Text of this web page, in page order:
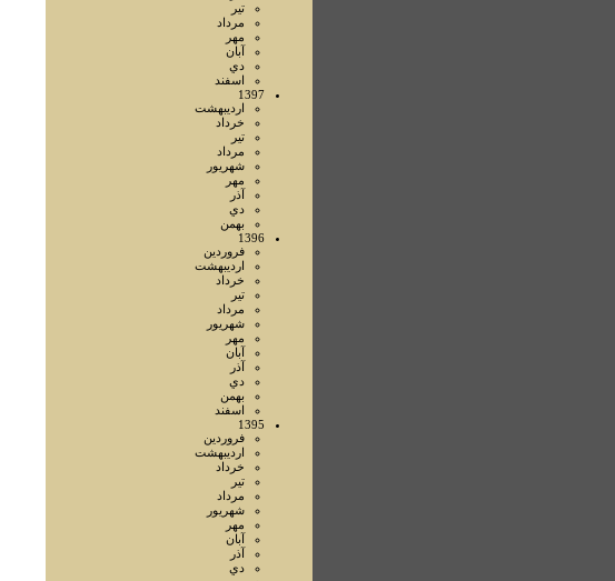
تير
مرداد
مهر
آبان
دي
اسفند
1397
ارديبهشت
خرداد
تير
مرداد
شهريور
مهر
آذر
دي
بهمن
1396
فروردين
ارديبهشت
خرداد
تير
مرداد
شهريور
مهر
آبان
آذر
دي
بهمن
اسفند
1395
فروردين
ارديبهشت
خرداد
تير
مرداد
شهريور
مهر
آبان
آذر
دي